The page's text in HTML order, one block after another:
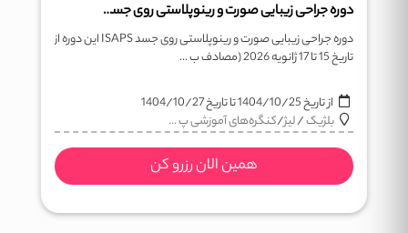
دوره جراحی زیبایی صورت و رینوپلاستی روی جسد ISAPS
دوره جراحی زیبایی صورت و رینوپلاستی روی جسد ISAPS این دوره از
تاریخ 15 تا 17 ژانویه 2026 (مصادف ب ...
از تاریخ1404/10/25تا تاریخ1404/10/27
بلژیک/لیژ/کنگره‌های آموزشی پ ...
همین الان رزرو کن